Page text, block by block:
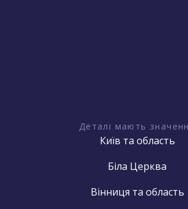
Деталі мають
Київ та область
Біла Церква
Вінниця та область